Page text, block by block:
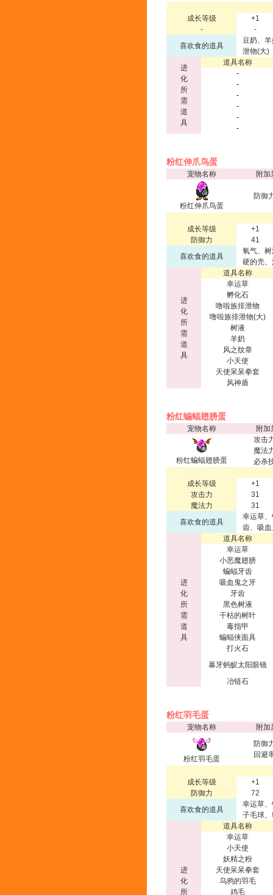
成长等级
+1
-
-
喜欢食的道具
豆奶、
泄物(大)
进
化
所
需
道
具
道具名称
-
-
-
-
-
-
粉红伸爪鸟蛋
宠物名称 附加
粉红伸爪鸟蛋
防御
成长等级
+1
防御力
41
喜欢食的道具
氧气、
硬的壳
进
化
所
需
道
具
道具名称
幸运草
孵化石
噜啦族排泄物
噜啦族排泄物(大)
树液
羊奶
风之纹章
小天使
天使呆呆拳套
风神盾
粉红蝙蝠翅膀蛋
宠物名称 附加
粉红蝙蝠翅膀蛋
攻击
魔法
必杀
成长等级
+1
攻击力
31
魔法力
31
喜欢食的道具
幸运草
齿、吸
进
化
所
需
道
具
道具名称
幸运草
小恶魔翅膀
蝙蝠牙齿
吸血鬼之牙
牙齿
黑色树液
干枯的树叶
毒指甲
蝙蝠侠面具
打火石
暴牙蚂蚁太阳眼镜
冶链石
粉红羽毛蛋
宠物名称 附加
粉红羽毛蛋
防御
回避
成长等级
+1
防御力
72
喜欢食的道具
幸运草
子毛球
进
化
所
道具名称
幸运草
小天使
妖精之粉
天使呆呆拳套
乌鸦的羽毛
鸡毛